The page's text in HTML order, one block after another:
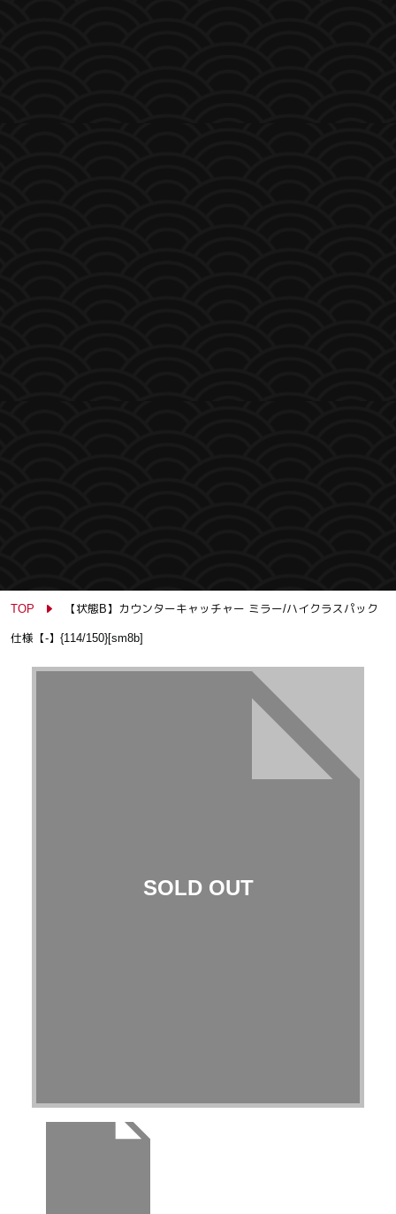
TOP 【状態B】カウンターキャッチャー ミラー/ハイクラスパック
仕様【-】{114/150}[sm8b]